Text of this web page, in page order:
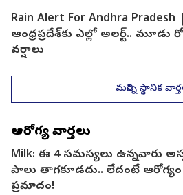
Rain Alert For Andhra Pradesh |
ఆంధ్రప్రదేశ్‌కు ఎల్లో అలర్ట్.. మూడు
వర్షాలు
మరిన్ని స్థానిక
ఆరోగ్య వార్తలు
Milk: ఈ 4 సమస్యలు ఉన్నవారు
పాలు తాగకూడదు.. లేదంటే
ప్రమాదం!